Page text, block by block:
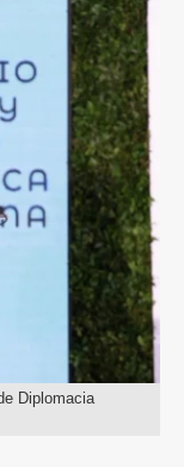
Diplomacia